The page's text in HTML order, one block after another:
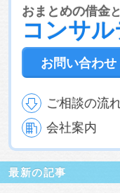
も審査に通る
借金
通る
借金あっても通
借金があっても
ン審査に通る
借金が
があっても住宅ローン
通る方法
借金があっ
っても住宅ローン審査
ン審査に通過するこ
借金があっても審査に
借金があっても通る
てローンに通る
借
ってローン審査に通る
借金があって住宅ロ
おまとめの借金と
コンサ
お問い合わせ
ご相談の流
会社案内
最新の記事